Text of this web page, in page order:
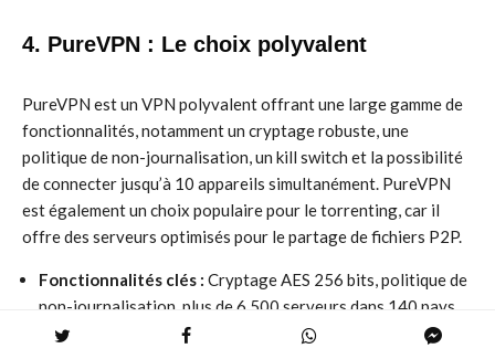
4. PureVPN : Le choix polyvalent
PureVPN est un VPN polyvalent offrant une large gamme de
fonctionnalités, notamment un cryptage robuste, une
politique de non-journalisation, un kill switch et la possibilité
de connecter jusqu’à 10 appareils simultanément. PureVPN
est également un choix populaire pour le torrenting, car il
offre des serveurs optimisés pour le partage de fichiers P2P.
Fonctionnalités clés : Cryptage AES 256 bits, politique de
non-journalisation, plus de 6 500 serveurs dans 140 pays,
kill switch, split tunneling, accès à Netflix et d’autres